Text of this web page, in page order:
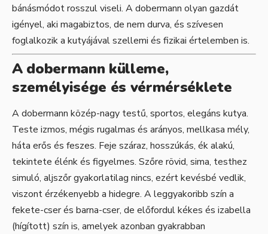
bánásmódot rosszul viseli. A dobermann olyan gazdát
igényel, aki magabiztos, de nem durva, és szívesen
foglalkozik a kutyájával szellemi és fizikai értelemben is.
A dobermann külleme,
személyisége és vérmérséklete
A dobermann közép-nagy testű, sportos, elegáns kutya.
Teste izmos, mégis rugalmas és arányos, mellkasa mély,
háta erős és feszes. Feje száraz, hosszúkás, ék alakú,
tekintete élénk és figyelmes. Szőre rövid, sima, testhez
simuló, aljszőr gyakorlatilag nincs, ezért kevésbé vedlik,
viszont érzékenyebb a hidegre. A leggyakoribb szín a
fekete-cser és barna-cser, de előfordul kékes és izabella
(hígított) szín is, amelyek azonban gyakrabban